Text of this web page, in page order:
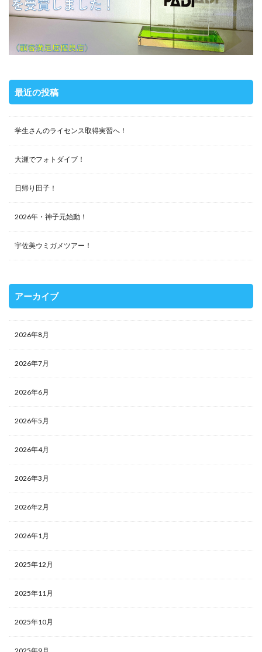
最近の投稿
学生さんのライセンス取得実習へ！
大瀬でフォトダイブ！
日帰り田子！
2026年・神子元始動！
宇佐美ウミガメツアー！
アーカイブ
2026年8月
2026年7月
2026年6月
2026年5月
2026年4月
2026年3月
2026年2月
2026年1月
2025年12月
2025年11月
2025年10月